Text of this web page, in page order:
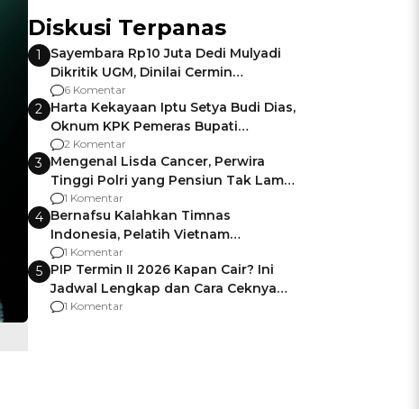
Diskusi Terpanas
1
Sayembara Rp10 Juta Dedi Mulyadi
Dikritik UGM, Dinilai Cermin
Gagalnya Negara Jamin Keamanan
6 Komentar
2 Harta Kekayaan Iptu Setya Budi Dias,
Oknum KPK Pemeras Bupati
Pemalang
2 Komentar
3 Mengenal Lisda Cancer, Perwira
Tinggi Polri yang Pensiun Tak Lama
Usai Jadi Brigjen
1 Komentar
4 Bernafsu Kalahkan Timnas
Indonesia, Pelatih Vietnam
Berencana Pakai Jimat di Pakansari
1 Komentar
5 PIP Termin II 2026 Kapan Cair? Ini
Jadwal Lengkap dan Cara Ceknya
agar Dana Tidak Hangus!
1 Komentar